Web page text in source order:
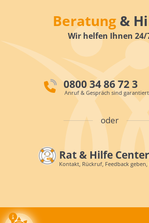
Beratung &
Wir helfen Ihnen 24/
0800 34 86 72 3
Anruf & Gespräch sind
oder
Rat & Hilfe Center
Kontakt, Rückruf, Feedback geben,